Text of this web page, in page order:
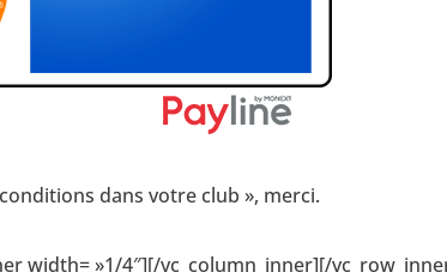
dans votre club », merci.
width= »1/4″][/vc_column_inner][/